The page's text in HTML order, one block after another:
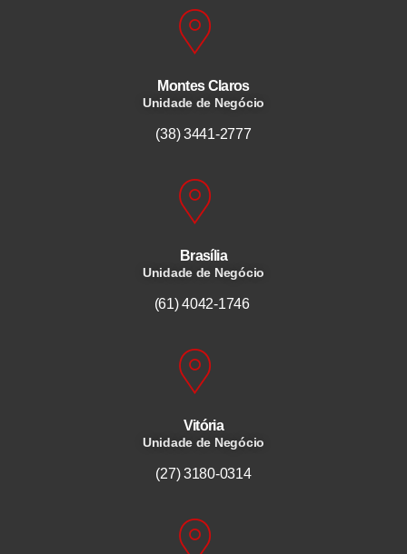
Montes Claros
Unidade de Negócio
(38) 3441-2777
Brasília
Unidade de Negócio
(61) 4042-1746
Vitória
Unidade de Negócio
(27) 3180-0314